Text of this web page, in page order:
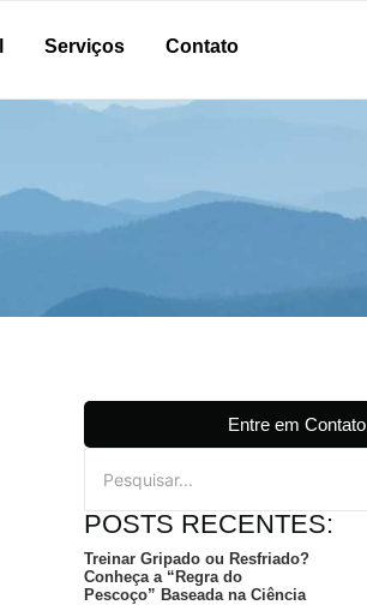
Serviços Contato
Entre em Contato
POSTS RECENTES:
Treinar Gripado ou Resfriado?
Conheça a “Regra do
Pescoço” Baseada na Ciência